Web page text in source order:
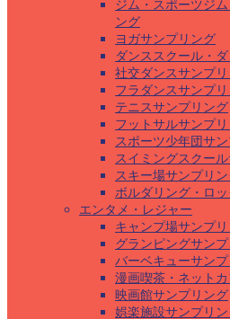
ジム・スポーツジ
ング
ヨガサンプリング
ダンススクール・
社交ダンスサンプ
フラダンスサンプ
テニスサンプリング
フットサルサンプ
スポーツ少年団サ
スイミングスクー
スキー場サンプリ
ボルダリング・ロ
エンタメ・レジャー
キャンプ場サンプ
グランピングサン
バーベキューサン
漫画喫茶・ネット
映画館サンプリング
娯楽施設サンプリ